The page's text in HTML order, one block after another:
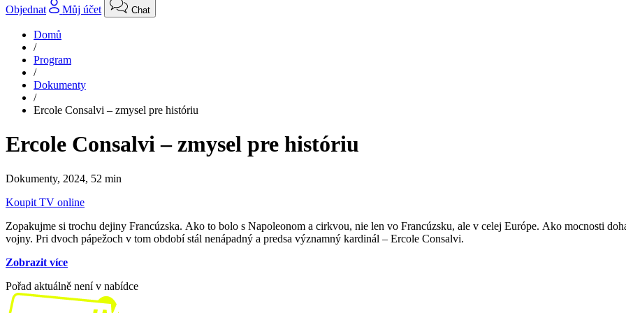
Objednat Můj účet Chat
Domů
/
Program
/
Dokumenty
/
Ercole Consalvi – zmysel pre históriu
Ercole Consalvi – zmysel pre históriu
Dokumenty, 2024, 52 min
Koupit TV online
Zopakujme si trochu dejiny Francúzska. Ako to bolo s Napoleonom a cirkvou, nie len vo Francúzsku, ale v celej Európe. Ako mocnosti
vojny. Pri dvoch pápežoch v tom období stál nenápadný a predsa významný kardinál – Ercole Consalvi.
Zobrazit více
Pořad aktuálně není v nabídce